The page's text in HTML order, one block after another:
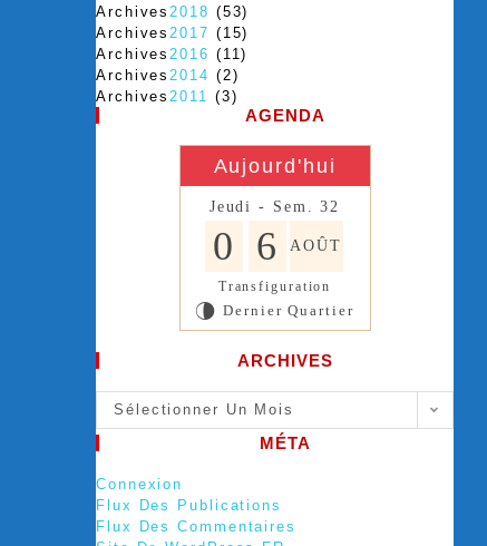
Archives2018 (53)
Archives2017 (15)
Archives2016 (11)
Archives2014 (2)
Archives2011 (3)
AGENDA
Aujourd'hui
Jeudi - Sem. 32
0 6 AOÛT
Transfiguration
U Dernier Quartier
ARCHIVES
Sélectionner Un Mois
MÉTA
Connexion
Flux Des Publications
Flux Des Commentaires